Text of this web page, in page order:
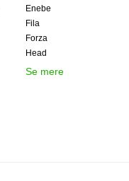
Enebe
Fila
Forza
Head
Se mere